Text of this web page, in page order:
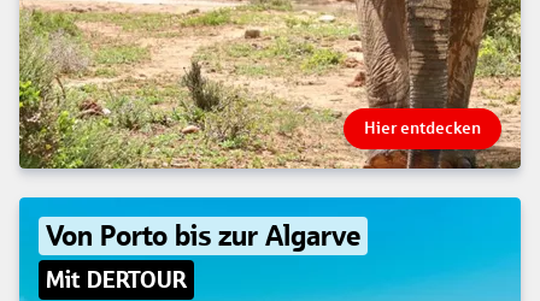
Hier entdecken
Von Porto bis zur Algarve
Mit DERTOUR